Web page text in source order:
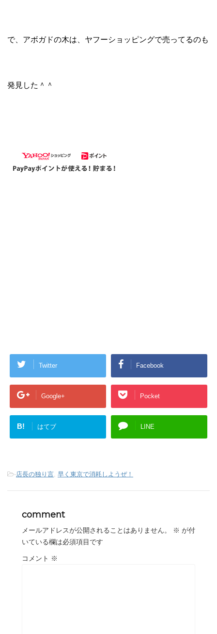
で、アボガドの木は、ヤフーショッピングで売ってるのも
発見した＾＾
Twitter Facebook
Google+ Pocket
B! はてブ LINE
-店長の独り言 早く東京で消耗しようぜ！
comment
メールアドレスが公開されることはありません。 ※ が付
いている欄は必須項目です
コメント ※